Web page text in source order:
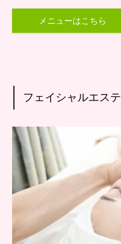
メニューはこちら
フェイシャルエステ